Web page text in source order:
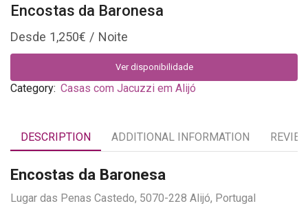
Encostas da Baronesa
1,250€
Ver disponibilidade
Category: Casas com Jacuzzi em Alijó
DESCRIPTION ADDITIONAL INFORMATION
Encostas da Baronesa
Lugar das Penas Castedo, 5070-228 Alijó, Portugal